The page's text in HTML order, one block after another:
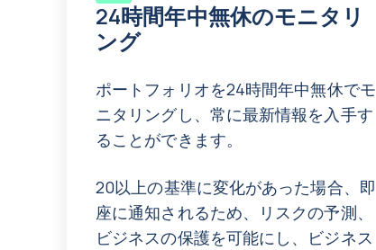
24時間年中無休のモニタリ
ング
ポートフォリオを24時間年中無休でモ
ニタリングし、常に最新情報を入手す
ることができます。
20以上の基準に変化があった場合、即
座に通知されるため、リスクの予測、
ビジネスの保護を可能にし、ビジネス